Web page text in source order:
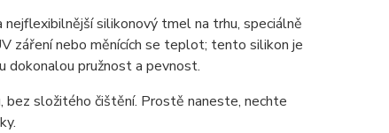
nejflexibilnější silikonový tmel na trhu, speciálně
záření nebo měnících se teplot; tento silikon je
dokonalou pružnost a pevnost.
bez složitého čištění. Prostě naneste, nechte